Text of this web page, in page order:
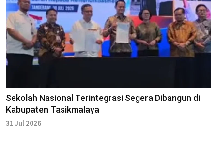
Sekolah Nasional Terintegrasi Segera Dibangun di
Kabupaten Tasikmalaya
31 Jul 2026